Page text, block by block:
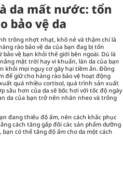
da mất nước: tổn
bảo vệ da
trông nhợt nhạt, khô nẻ và thậm chí là
rào bảo vệ da của bạn đag bị tổn
vệ bạn khỏi thế giới bên ngoài. Dù là
mặt trời hay vi khuẩn, làn da của bạn
khỏi mọi nguy cơ gây hại tiềm ẩn. Đồng
để giữ cho hàng rào bảo vệ hoạt động
quá nhiều cortisol, quá trình sản xuất
sâu hơn của da sẽ bốc hơi với tốc độ ngày
da của bạn trở nên nhăn nheo và trông
đang thiếu độ ẩm, nên cách khắc phục
cách tăng gấp đôi các sản phẩm dưỡng
có thể tăng độ ẩm cho da một cách